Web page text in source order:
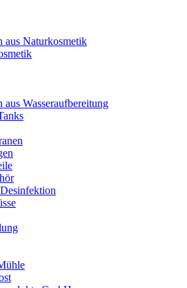
aus Naturkosmetik
aus Wasseraufbereitung